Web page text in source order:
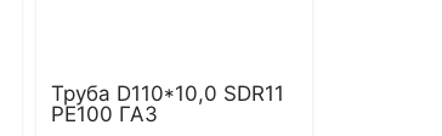
Труба D110*10,0 SDR11
PE100 ГАЗ